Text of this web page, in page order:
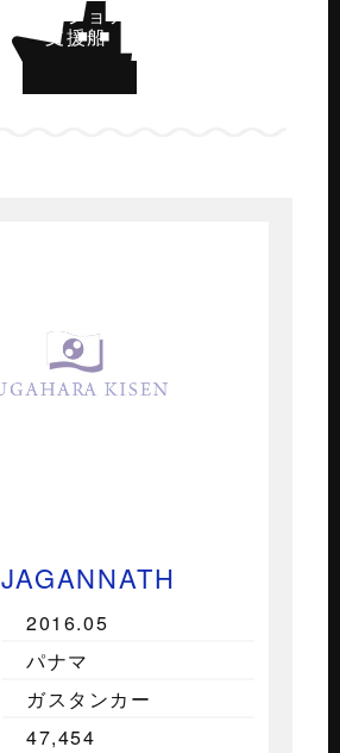
オフショア
支援船
JAGANNATH
2016.05
パナマ
ガスタンカー
47,454